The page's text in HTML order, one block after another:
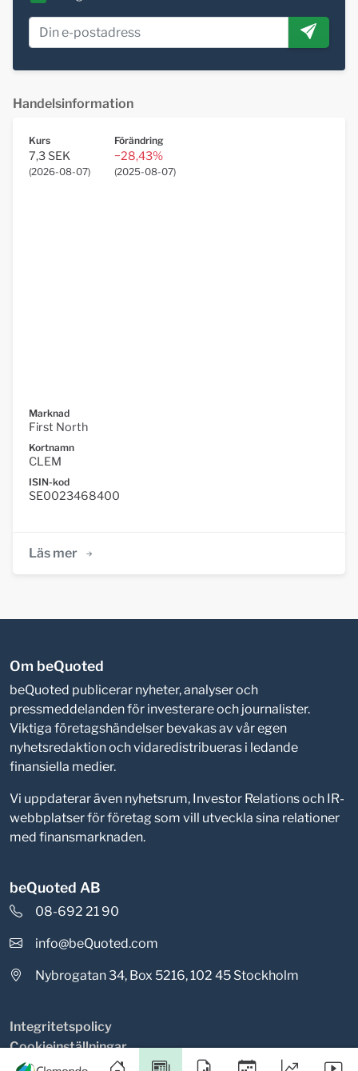
Handelsinformation
Kurs
7,3 SEK
(2026-08-07)
Förändring
−28,43%
(2025-08-07)
Marknad
First North
Kortnamn
CLEM
ISIN-kod
SE0023468400
Läs mer
Om beQuoted
beQuoted publicerar nyheter, analyser och
pressmeddelanden för investerare och journalister.
Viktiga företagshändelser bevakas av vår egen
nyhetsredaktion och vidaredistribueras i ledande
finansiella medier.
Vi uppdaterar även nyhetsrum, Investor Relations och IR-
webbplatser för företag som vill utveckla sina relationer
med finansmarknaden.
beQuoted AB
08-692 21 90
info@beQuoted.com
Nybrogatan 34, Box 5216, 102 45 Stockholm
Integritetspolicy
Cookieinställningar